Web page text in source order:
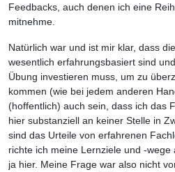
Feedbacks, auch denen ich eine
mitnehme.
Natürlich war und ist mir klar, dass
wesentlich erfahrungsbasiert sind
Übung investieren muss, um zu
kommen (wie bei jedem anderen
(hoffentlich) auch sein, dass ich das
hier substanziell an keiner Stelle in
sind das Urteile von erfahrenen
richte ich meine Lernziele und -
ja hier. Meine Frage war also nicht